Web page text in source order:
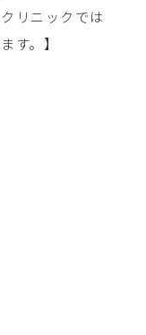
リニックでは
す。】